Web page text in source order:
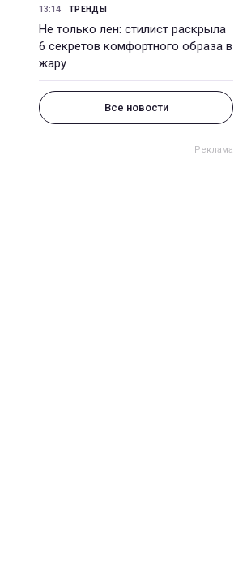
13:14 ТРЕНДЫ
Не только лен: стилист раскрыла
6 секретов комфортного образа в
жару
Все новости